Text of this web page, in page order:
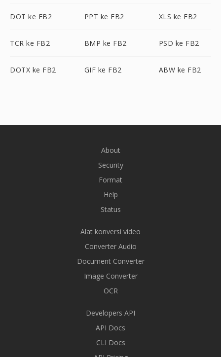
DOT ke FB2 PPT ke FB2 XLS ke FB2
TCR ke FB2 BMP ke FB2 PSD ke FB2
DOTX ke FB2 GIF ke FB2 ABW ke FB2
About
Security
Format
Help
Status
Alat konversi video
Converter Audio
Document Converter
Image Converter
OCR
Developers API
API Docs
CLI Docs